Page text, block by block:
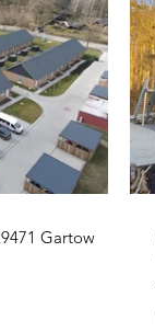
Gartow